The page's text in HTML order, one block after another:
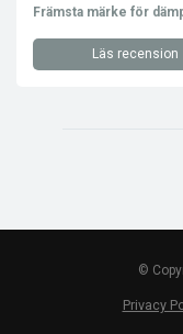
Främsta märke för
Läs recension
©
Privacy